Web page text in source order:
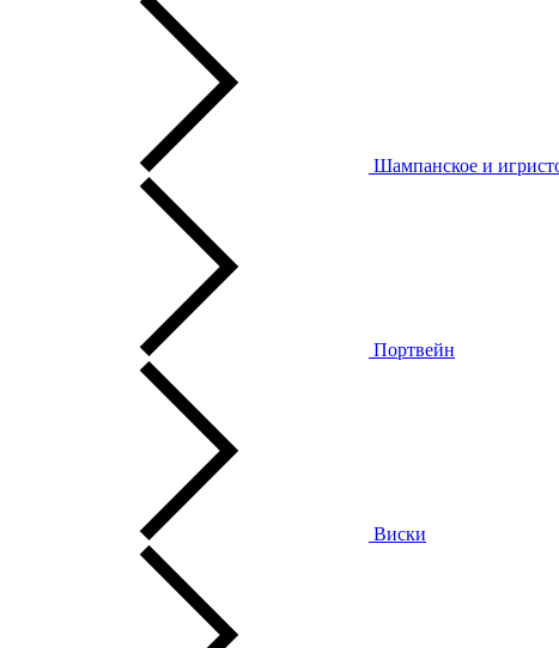
Шампанское и
Портвейн
Виски